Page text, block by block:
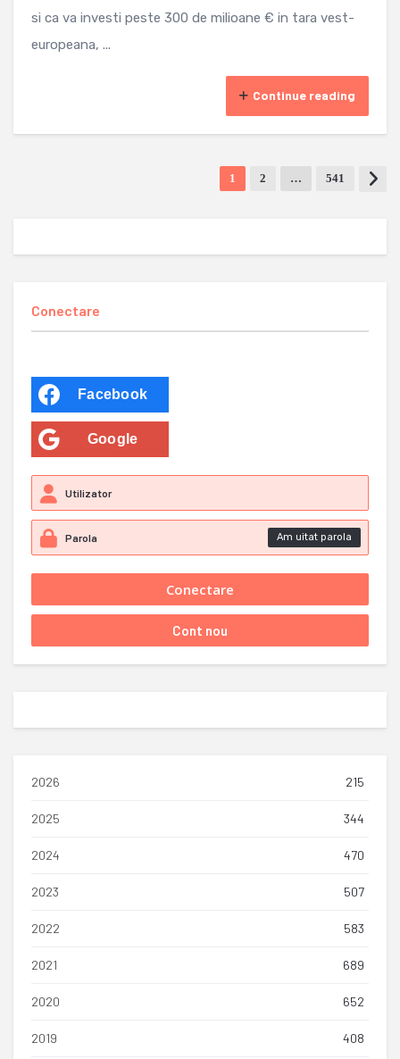
si ca va investi peste 300 de milioane € in tara vest-
europeana, ...
Continue reading
1 2 … 541
Conectare
Facebook
Google
Am uitat parola
2026 215
2025 344
2024 470
2023 507
2022 583
2021 689
2020 652
2019 408